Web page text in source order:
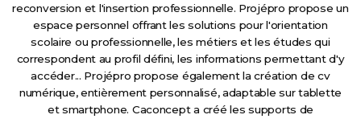
reconversion et l'insertion professionnelle. Projépro propose un
espace personnel offrant les solutions pour l'orientation
scolaire ou professionnelle, les métiers et les études qui
correspondent au profil défini, les informations permettant d'y
accéder... Projépro propose également la création de cv
numérique, entièrement personnalisé, adaptable sur tablette
et smartphone. Caconcept a créé les supports de